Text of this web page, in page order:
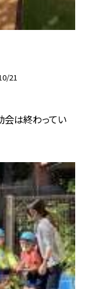
21
会は終わってい